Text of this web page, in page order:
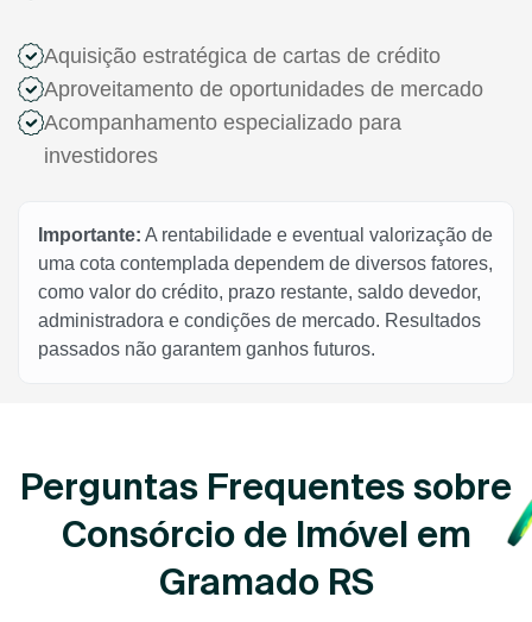
Aquisição estratégica de cartas de crédito
Aproveitamento de oportunidades de mercado
Acompanhamento especializado para
investidores
Importante: A rentabilidade e eventual valorização de
uma cota contemplada dependem de diversos fatores,
como valor do crédito, prazo restante, saldo devedor,
administradora e condições de mercado. Resultados
passados não garantem ganhos futuros.
Perguntas Frequentes sobre
Consórcio de Imóvel em
Gramado RS